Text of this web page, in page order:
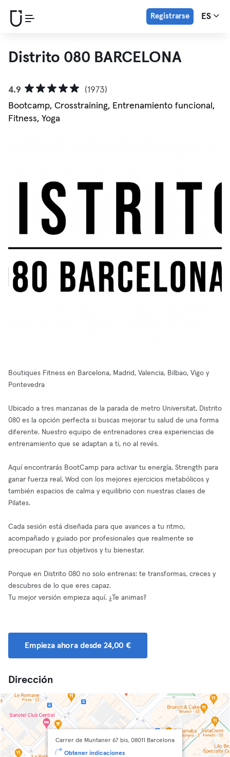
Registrarse ES
Distrito 080 BARCELONA
4.9
(1973)
Bootcamp, Crosstraining, Entrenamiento funcional,
Fitness, Yoga
Boutiques Fitness en Barcelona, Madrid, Valencia, Bilbao, Vigo y
Pontevedra
Ubicado a tres manzanas de la parada de metro Universitat, Distrito
080 es la opción perfecta si buscas mejorar tu salud de una forma
diferente. Nuestro equipo de entrenadores crea experiencias de
entrenamiento que se adaptan a ti, no al revés.
Aquí encontrarás BootCamp para activar tu energía, Strength para
ganar fuerza real, Wod con los mejores ejercicios metabólicos y
también espacios de calma y equilibrio con nuestras clases de
Pilates.
Cada sesión está diseñada para que avances a tu ritmo,
acompañado y guiado por profesionales que realmente se
preocupan por tus objetivos y tu bienestar.
Porque en Distrito 080 no solo entrenas: te transformas, creces y
descubres de lo que eres capaz.
Tu mejor versión empieza aquí. ¿Te animas?
Empieza ahora desde 24,00 €
Dirección
Carrer de Muntaner 67 bis, 08011 Barcelona
Obtener indicaciones